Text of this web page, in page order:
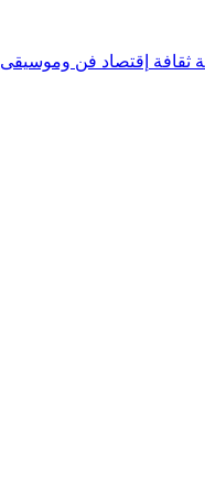
ثقافة إقتصاد فن وموسيقى